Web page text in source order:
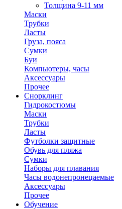
Толщина 9-11 мм
Маски
Трубки
Ласты
Груза, пояса
Сумки
Буи
Компьютеры, часы
Аксессуары
Прочее
Снорклинг
Гидрокостюмы
Маски
Трубки
Ласты
Футболки защитные
Обувь для пляжа
Сумки
Наборы для плавания
Часы водонепронецаемые
Аксессуары
Прочее
Обучение